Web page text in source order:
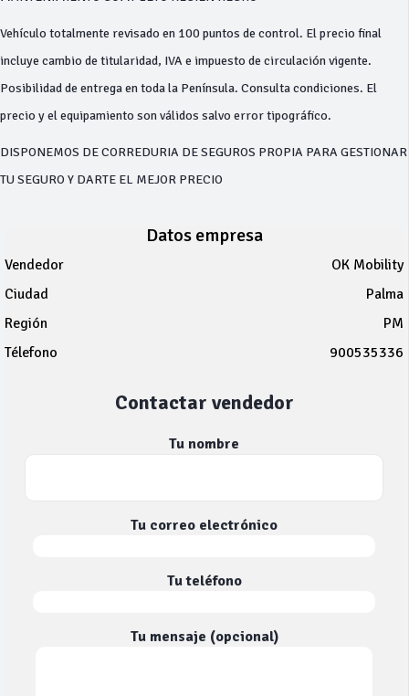
Vehículo totalmente revisado en 100 puntos de control. El precio final
incluye cambio de titularidad, IVA e impuesto de circulación vigente.
Posibilidad de entrega en toda la Península. Consulta condiciones. El
precio y el equipamiento son válidos salvo error tipográfico.
DISPONEMOS DE CORREDURIA DE SEGUROS PROPIA PARA GESTIONAR
TU SEGURO Y DARTE EL MEJOR PRECIO
Datos empresa
Vendedor
OK Mobility
Ciudad
Palma
Región
PM
Télefono
900535336
Contactar vendedor
Tu nombre
Tu correo electrónico
Tu teléfono
Tu mensaje (opcional)